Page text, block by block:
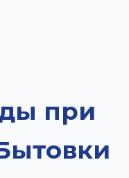
при